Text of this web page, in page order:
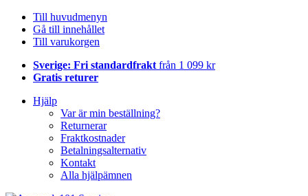
Till huvudmenyn
Gå till innehållet
Till varukorgen
Sverige: Fri standardfrakt från 1 099 kr
Gratis returer
Hjälp
Var är min beställning?
Returnerar
Fraktkostnader
Betalningsalternativ
Kontakt
Alla hjälpämnen